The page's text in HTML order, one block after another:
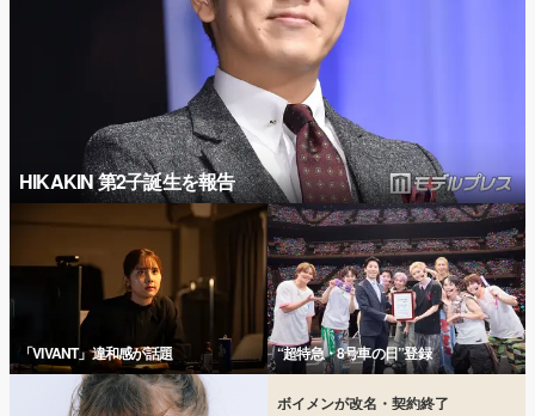
HIKAKIN 第2子誕生を報告
「VIVANT」違和感が話題 “超特急・8号車の日”登録
ボイメンが改名・契約終了